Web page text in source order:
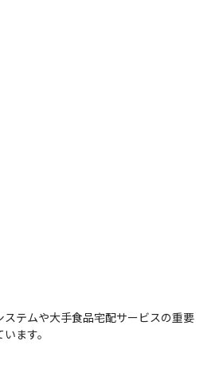
テムや大手食品宅配サービスの重要
ます。